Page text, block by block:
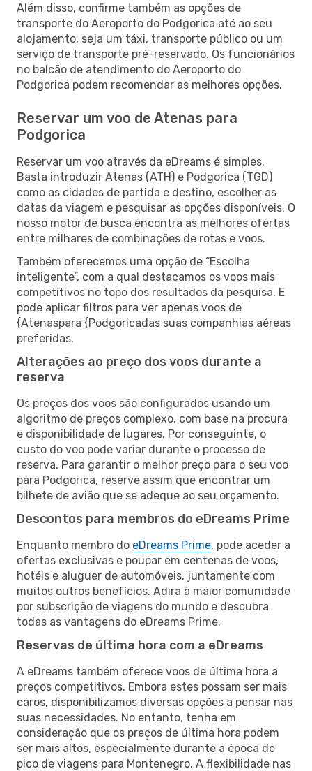
Além disso, confirme também as opções de
transporte do Aeroporto do Podgorica até ao seu
alojamento, seja um táxi, transporte público ou um
serviço de transporte pré-reservado. Os funcionários
no balcão de atendimento do Aeroporto do
Podgorica podem recomendar as melhores opções.
Reservar um voo de Atenas para
Podgorica
Reservar um voo através da eDreams é simples.
Basta introduzir Atenas (ATH) e Podgorica (TGD)
como as cidades de partida e destino, escolher as
datas da viagem e pesquisar as opções disponíveis. O
nosso motor de busca encontra as melhores ofertas
entre milhares de combinações de rotas e voos.
Também oferecemos uma opção de “Escolha
inteligente”, com a qual destacamos os voos mais
competitivos no topo dos resultados da pesquisa. E
pode aplicar filtros para ver apenas voos de
{Atenaspara {Podgoricadas suas companhias aéreas
preferidas.
Alterações ao preço dos voos durante a
reserva
Os preços dos voos são configurados usando um
algoritmo de preços complexo, com base na procura
e disponibilidade de lugares. Por conseguinte, o
custo do voo pode variar durante o processo de
reserva. Para garantir o melhor preço para o seu voo
para Podgorica, reserve assim que encontrar um
bilhete de avião que se adeque ao seu orçamento.
Descontos para membros do eDreams Prime
Enquanto membro do eDreams Prime, pode aceder a
ofertas exclusivas e poupar em centenas de voos,
hotéis e aluguer de automóveis, juntamente com
muitos outros benefícios. Adira à maior comunidade
por subscrição de viagens do mundo e descubra
todas as vantagens do eDreams Prime.
Reservas de última hora com a eDreams
A eDreams também oferece voos de última hora a
preços competitivos. Embora estes possam ser mais
caros, disponibilizamos diversas opções a pensar nas
suas necessidades. No entanto, tenha em
consideração que os preços de última hora podem
ser mais altos, especialmente durante a época de
pico de viagens para Montenegro. A flexibilidade nas